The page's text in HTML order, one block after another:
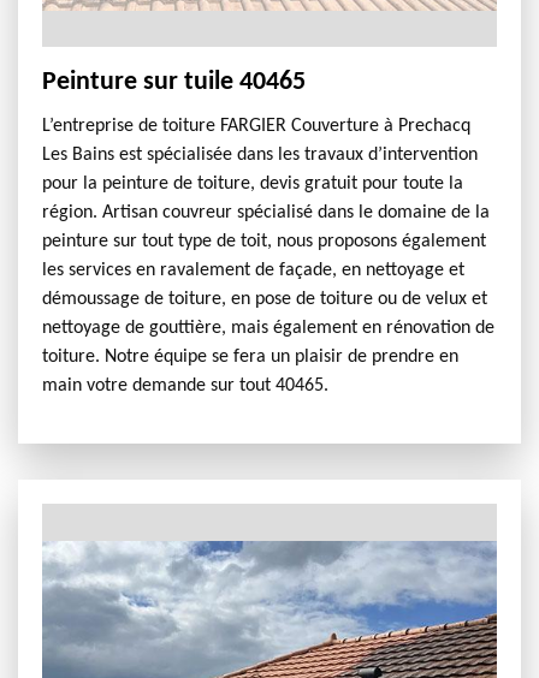
Peinture sur tuile 40465
L’entreprise de toiture FARGIER Couverture à Prechacq
Les Bains est spécialisée dans les travaux d’intervention
pour la peinture de toiture, devis gratuit pour toute la
région. Artisan couvreur spécialisé dans le domaine de la
peinture sur tout type de toit, nous proposons également
les services en ravalement de façade, en nettoyage et
démoussage de toiture, en pose de toiture ou de velux et
nettoyage de gouttière, mais également en rénovation de
toiture. Notre équipe se fera un plaisir de prendre en
main votre demande sur tout 40465.